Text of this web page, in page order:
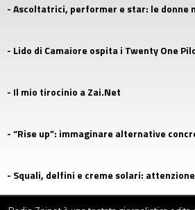
- Ascoltatrici, performer e star: le donne
- Lido di Camaiore ospita i Twenty One
- Il mio tirocinio a Zai.Net